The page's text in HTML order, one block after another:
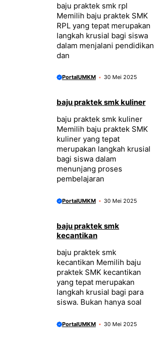
baju praktek smk rpl
Memilih baju praktek SMK
RPL yang tepat merupakan
langkah krusial bagi siswa
dalam menjalani pendidikan
dan
PortalUMKM 30 Mei 2025
baju praktek smk kuliner
baju praktek smk kuliner
Memilih baju praktek SMK
kuliner yang tepat
merupakan langkah krusial
bagi siswa dalam
menunjang proses
pembelajaran
PortalUMKM 30 Mei 2025
baju praktek smk
kecantikan
baju praktek smk
kecantikan Memilih baju
praktek SMK kecantikan
yang tepat merupakan
langkah krusial bagi para
siswa. Bukan hanya soal
PortalUMKM 30 Mei 2025